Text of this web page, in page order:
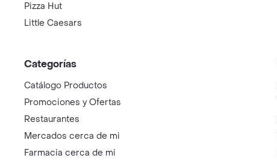
Pizza Hut
Little Caesars
Categorías
Catálogo Productos
Promociones y Ofertas
Restaurantes
Mercados cerca de mi
Farmacia cerca de mi